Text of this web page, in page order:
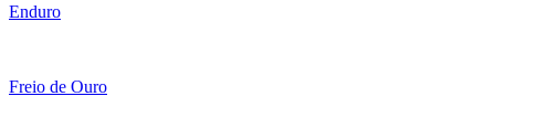
Enduro
Freio de Ouro